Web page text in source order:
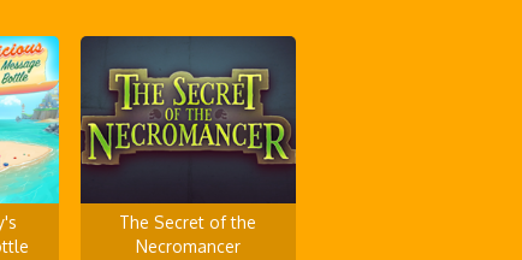
The Secret of the
Necromancer